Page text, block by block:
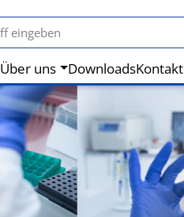
Über uns DownloadsKontakt